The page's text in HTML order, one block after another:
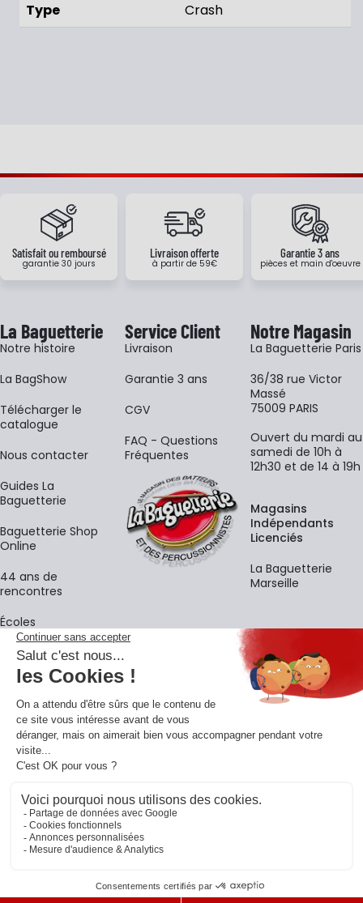
Type Crash
Satisfait ou remboursé
garantie 30 jours
Livraison offerte
à partir de 59€
Garantie 3 ans
pièces et main d'oeuvre
La Baguetterie
Notre histoire
La BagShow
​Télécharger le
catalogue
Nous contacter
Guides La
Baguetterie
Baguetterie Shop
Online
44 ans de
rencontres
Écoles
Service Client
Livraison
Garantie 3 ans
CGV
FAQ - Questions
Fréquentes
Notre Magasin
La Baguetterie Paris
36/38 rue Victor
Massé
75009 PARIS
Ouvert du mardi au
samedi de 10h à
12h30 et de 14 à 19h
Magasins
Indépendants
Licenciés
La Baguetterie
Marseille
La newsletter
Adresse e-mail
En vous inscrivant à notre newsletter, vous acceptez notre
confidentialité.
Retrouvons-nous sur